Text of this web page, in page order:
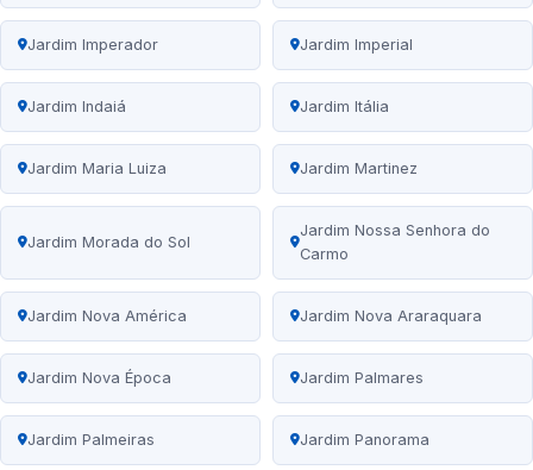
Jardim Imperador Jardim Imperial
Jardim Indaiá Jardim Itália
Jardim Maria Luiza Jardim Martinez
Jardim Morada do Sol
Jardim Nossa Senhora do
Carmo
Jardim Nova América Jardim Nova Araraquara
Jardim Nova Época Jardim Palmares
Jardim Palmeiras Jardim Panorama